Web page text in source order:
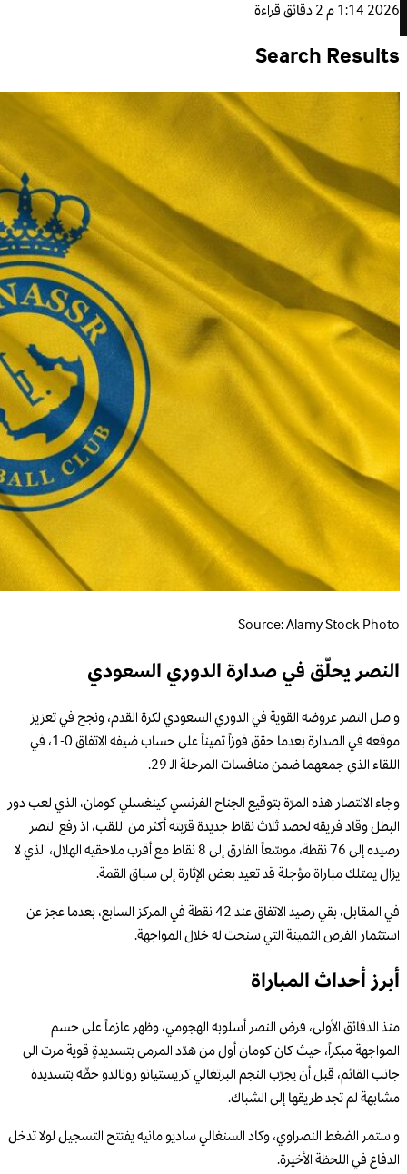
2026 1:14 م
2 دقائق قراءة
Search Results
Source: Alamy Stock Photo
النصر يحلّق في صدارة الدوري السعودي
واصل النصر عروضه القوية في الدوري السعودي لكرة القدم، ونجح في تعزيز
موقعه في الصدارة بعدما حقق فوزاً ثميناً على حساب ضيفه الاتفاق 0-1، في
اللقاء الذي جمعهما ضمن منافسات المرحلة الـ 29.
وجاء الانتصار هذه المرّة بتوقيع الجناح الفرنسي كينغسلي كومان، الذي لعب دور
البطل وقاد فريقه لحصد ثلاث نقاط جديدة قرّبته أكثر من اللقب، اذ رفع النصر
رصيده إلى 76 نقطة، موسّعاً الفارق إلى 8 نقاط مع أقرب ملاحقيه الهلال، الذي لا
يزال يمتلك مباراة مؤجلة قد تعيد بعض الإثارة إلى سباق القمة.
في المقابل، بقي رصيد الاتفاق عند 42 نقطة في المركز السابع، بعدما عجز عن
استثمار الفرص الثمينة التي سنحت له خلال المواجهة.
أبرز أحداث المباراة
منذ الدقائق الأولى، فرض النصر أسلوبه الهجومي، وظهر عازماً على حسم
المواجهة مبكراً، حيث كان كومان أول من هدّد المرمى بتسديدةٍ قوية مرت الى
جانب القائم، قبل أن يجرّب النجم البرتغالي كريستيانو رونالدو حظّه بتسديدة
مشابهة لم تجد طريقها إلى الشباك.
واستمر الضغط النصراوي، وكاد السنغالي ساديو مانيه يفتتح التسجيل لولا تدخل
الدفاع في اللحظة الأخيرة.